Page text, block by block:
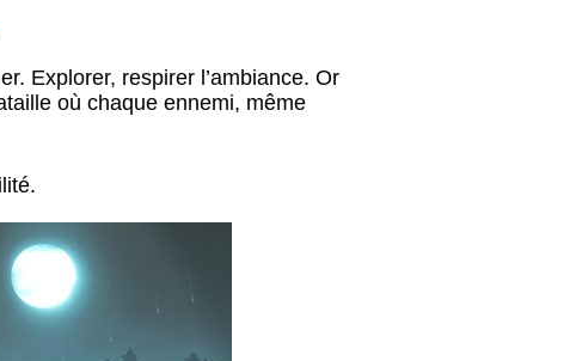
Explorer, respirer l’ambiance. Or
où chaque ennemi, même